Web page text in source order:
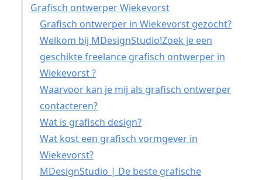
Grafisch ontwerper Wiekevorst
Grafisch ontwerper in Wiekevorst gezocht?
Welkom bij MDesignStudio!Zoek je een
geschikte freelance grafisch ontwerper in
Wiekevorst ?
Waarvoor kan je mij als grafisch ontwerper
contacteren?
Wat is grafisch design?
Wat kost een grafisch vormgever in
Wiekevorst?
MDesignStudio | De beste grafische